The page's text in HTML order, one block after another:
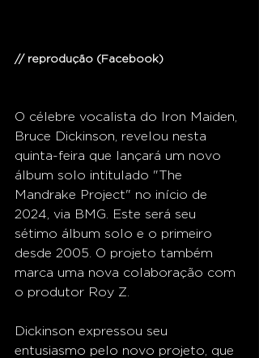
// reprodução (Facebook)
O célebre vocalista do Iron Maiden,
Bruce Dickinson, revelou nesta
quinta-feira que lançará um novo
álbum solo intitulado "The
Mandrake Project" no início de
2024, via BMG. Este será seu
sétimo álbum solo e o primeiro
desde 2005. O projeto também
marca uma nova colaboração com
o produtor Roy Z.
Dickinson expressou seu
entusiasmo pelo novo projeto, que